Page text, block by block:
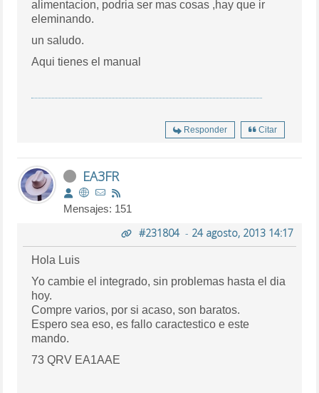
alimentacion, podria ser mas cosas ,hay que ir
eleminando.
un saludo.
Aqui tienes el manual
Responder Citar
EA3FR
Mensajes: 151
#231804- 24 agosto, 2013 14:17
Hola Luis
Yo cambie el integrado, sin problemas hasta el dia
hoy.
Compre varios, por si acaso, son baratos.
Espero sea eso, es fallo caractestico e este
mando.
73 QRV EA1AAE